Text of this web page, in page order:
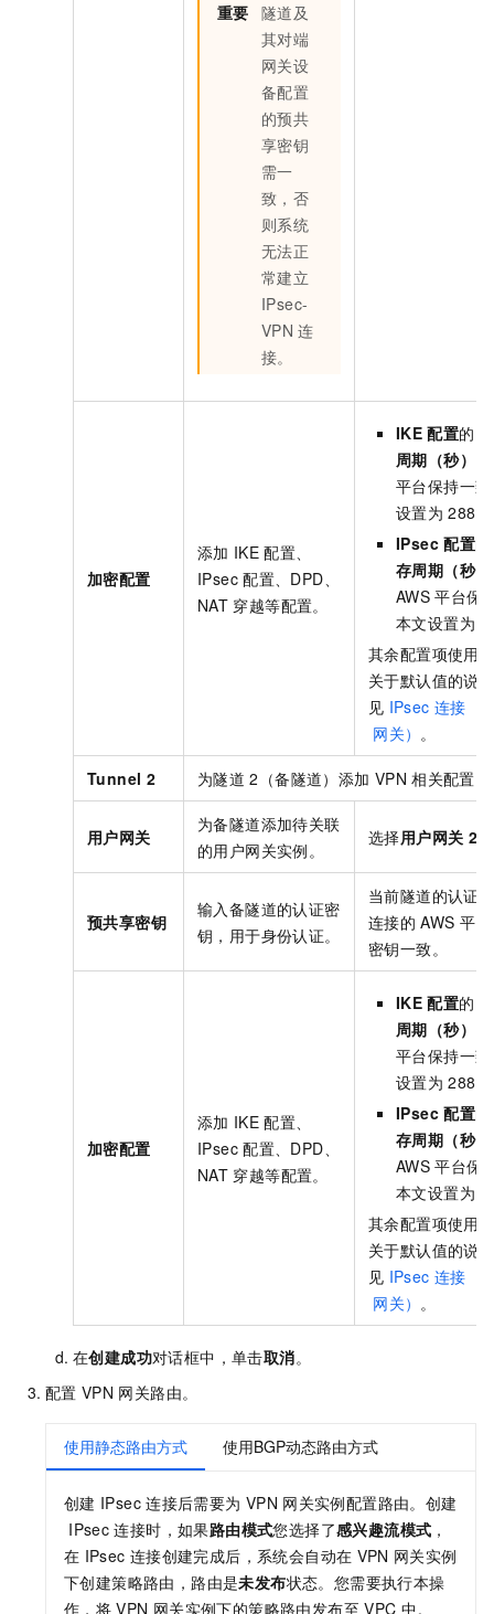
重要 隧道及
其对端
网关设
备配置
的预共
享密钥
需一
致，否
则系统
无法正
常建立
IPsec-
VPN 连
接。
加密配置
添加 IKE 配置、
IPsec 配置、DPD、
NAT 穿越等配置。
IKE 配置的
周期（秒）
平台保持一
设置为
IPsec 配置
存周期（秒）
AWS 平台保
本文设置为
其余配置项使用
关于默认值的说
见 IPsec 连接（
网关） 。
Tunnel 2 为隧道 2（备隧道）添加 VPN 相关配置。
用户网关
为备隧道添加待关联
的用户网关实例。
选择用户网关 2
预共享密钥
输入备隧道的认证密
钥，用于身份认证。
当前隧道的认证
连接的 AWS 平
密钥一致。
加密配置
添加 IKE 配置、
IPsec 配置、DPD、
NAT 穿越等配置。
IKE 配置的
周期（秒）
平台保持一
设置为
IPsec 配置
存周期（秒）
AWS 平台保
本文设置为
其余配置项使用
关于默认值的说
见 IPsec 连接（
网关） 。
在创建成功对话框中，单击取消。
配置 VPN 网关路由。
使用静态路由方式 使用BGP动态路由方式
创建 IPsec 连接后需要为 VPN 网关实例配置路由。创建
IPsec 连接时，如果路由模式您选择了感兴趣流模式 ，
在 IPsec 连接创建完成后，系统会自动在 VPN 网关实例
下创建策略路由，路由是未发布状态。您需要执行本操
作，将 VPN 网关实例下的策略路由发布至 VPC 中。